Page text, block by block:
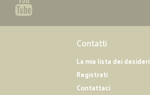
Mariano V.
e perfetta
perfetta
comunicazione
Contatti
La mia lista dei desideri
Registrati
Contattaci